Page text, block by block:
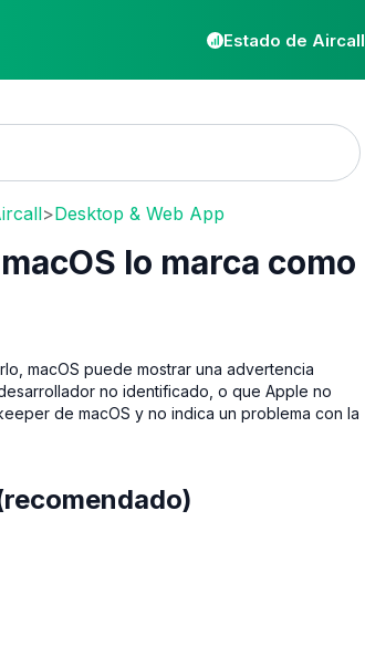
Estado de Aircall
>Desktop & Web App
lo marca como
macOS puede mostrar una advertencia
no identificado, o que Apple no
de macOS y no indica un problema con la